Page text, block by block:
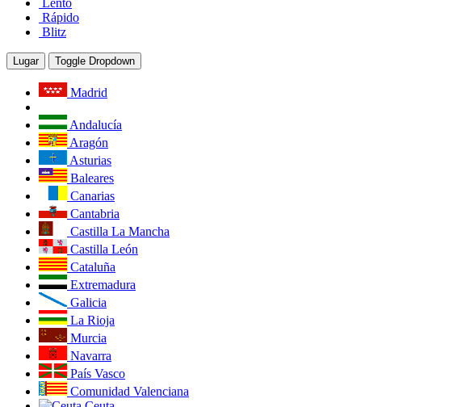
Lento
Rápido
Blitz
Lugar Toggle Dropdown
Madrid
Andalucía
Aragón
Asturias
Baleares
Canarias
Cantabria
Castilla La Mancha
Castilla León
Cataluña
Extremadura
Galicia
La Rioja
Murcia
Navarra
País Vasco
Comunidad Valenciana